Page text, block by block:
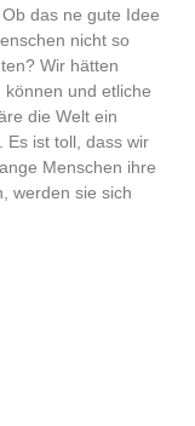
das ne gute Idee
nicht so
Wir hätten
und etliche
die Welt ein
Es ist toll, dass wir
Menschen ihre
werden sie sich